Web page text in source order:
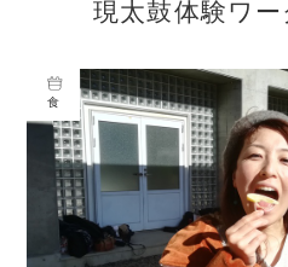
現太鼓体験ワ
食